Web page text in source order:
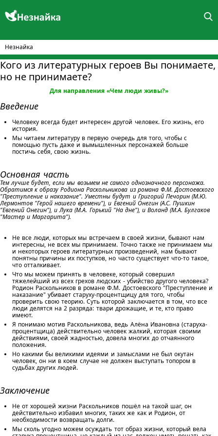
Незнайка
Кого из литературных героев Вы понимаете,
но не принимаете?
Для направления «Чем люди живы?»
Введение
Человеку всегда будет интересен другой человек. Его жизнь, его
история.
Мы читаем литературу в первую очередь для того, чтобы с
помощью пусть даже и вымышленных персонажей больше
постичь себя, свою жизнь.
Основная часть
Тем лучше будет, если мы возьмем не самого однозначного персонажа.
Обратимся к образу Родиона Раскольникова из романа Ф.М. Достоевского
"Преступление и наказание". Уместны будут и Григорий Печорин (М.Ю.
Лермонтов "Герой нашего времени"), и Евгений Онегин (А.С. Пушкин
"Евгений Онегин"), и Лука (М.А. Горький "На дне"), и Воланд (М.А. Булгаков
"Мастер и Маргарита").
Не все люди, которых мы встречаем в своей жизни, бывают нам
интересны, не всех мы принимаем. Точно также не принимаем мы
и некоторых героев литературных произведений, нам бывают
понятны причины их поступков, но часто существует что-то такое,
что отталкивает.
Что мы можем принять в человеке, который совершил
тяжелейший из всех грехов людских - убийство другого человека?
Родион Раскольников в романе Ф.М. Достоевского "Преступление и
наказание" убивает старуху-процентщицу для того, чтобы
проверить свою теорию. Суть которой заключается в том, что все
люди делятся на 2 разряда: твари дрожащие, и те, кто право
имеют.
Я понимаю мотив Раскольникова, ведь Алёна Ивановна (старуха-
процентщица) действительно человек жалкий, которая своими
действиями, своей жадностью, довела многих до отчаянного
положения.
Но какими бы великими идеями и замыслами не был окутан
человек, он ни в коем случае не должен выступать топором в
судьбах других людей.
Заключение
Не от хорошей жизни Раскольников пошёл на такой шаг, он
действительно избавил многих, таких же как и Родион, от
необходимости возвращать долги.
Мы сколь угодно можем осуждать тот образ жизни, который вела